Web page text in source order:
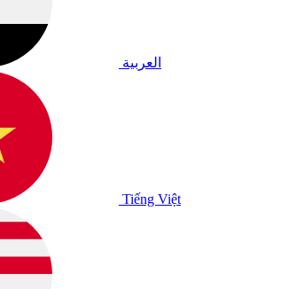
العربية
Tiếng Việt